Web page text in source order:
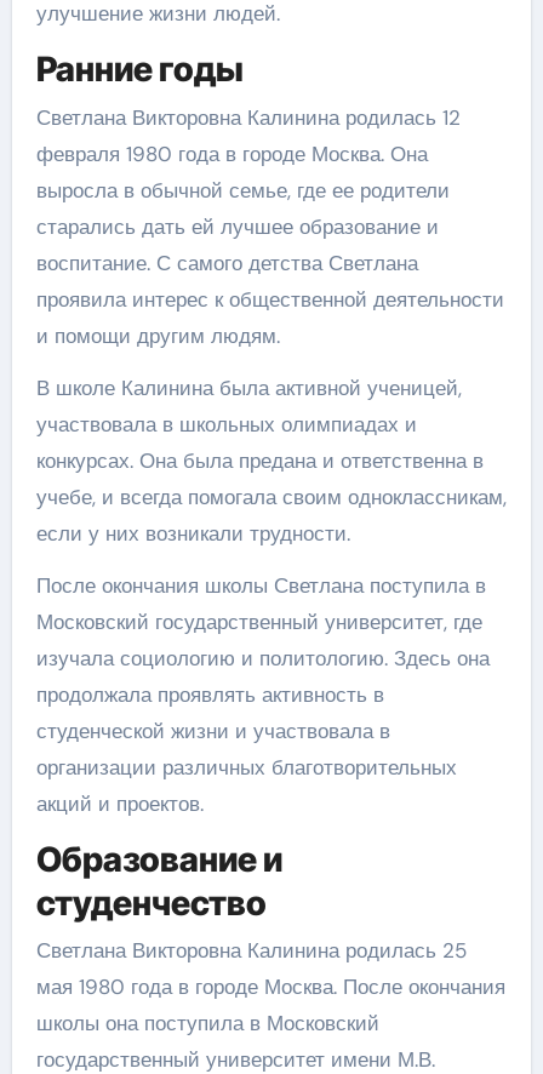
улучшение жизни людей.
Ранние годы
Светлана Викторовна Калинина родилась 12
февраля 1980 года в городе Москва. Она
выросла в обычной семье, где ее родители
старались дать ей лучшее образование и
воспитание. С самого детства Светлана
проявила интерес к общественной деятельности
и помощи другим людям.
В школе Калинина была активной ученицей,
участвовала в школьных олимпиадах и
конкурсах. Она была предана и ответственна в
учебе, и всегда помогала своим одноклассникам,
если у них возникали трудности.
После окончания школы Светлана поступила в
Московский государственный университет, где
изучала социологию и политологию. Здесь она
продолжала проявлять активность в
студенческой жизни и участвовала в
организации различных благотворительных
акций и проектов.
Образование и
студенчество
Светлана Викторовна Калинина родилась 25
мая 1980 года в городе Москва. После окончания
школы она поступила в Московский
государственный университет имени М.В.